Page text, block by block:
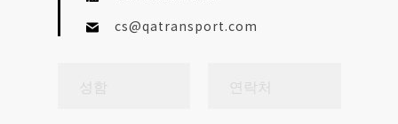
cs@qatransport.com